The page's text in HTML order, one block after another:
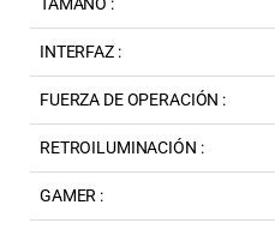
INTERFAZ :
FUERZA DE OPERACIÓN :
RETROILUMINACIÓN :
GAMER :